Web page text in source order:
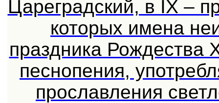
Цареградский, в IX –
которых имена
праздника Рождества
песнопения,
прославления